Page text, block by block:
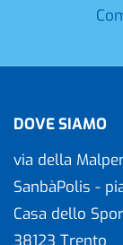
DOVE SIAMO
via della
SanbàPolis -
Casa dello
38123 Trento